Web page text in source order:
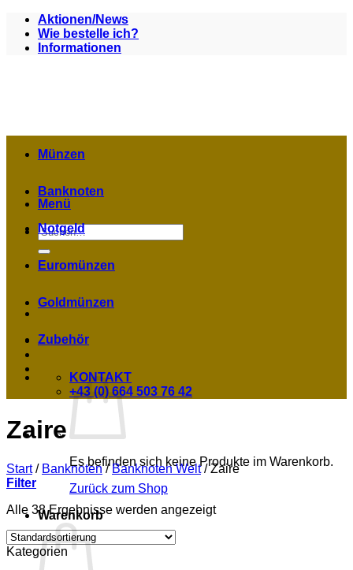
Zum
Inhalt
springen
Aktionen/News
Wie bestelle ich?
Informationen
Menü
Suchen
nach:
Es befinden sich keine Produkte im Warenkorb.
Zurück zum Shop
Warenkorb
Münzen
Banknoten
Notgeld
Euromünzen
Goldmünzen
Zubehör
KONTAKT
+43 (0) 664 503 76 42
Zaire
Start / Banknoten / Banknoten Welt /Zaire
Filter
Alle 38 Ergebnisse werden angezeigt
Kategorien